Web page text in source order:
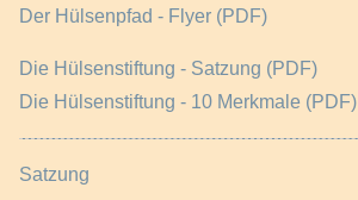
Der Hülsenpfad - Flyer (PDF)
Die Hülsenstiftung - Satzung (PDF)
Die Hülsenstiftung - 10 Merkmale (PDF)
Satzung